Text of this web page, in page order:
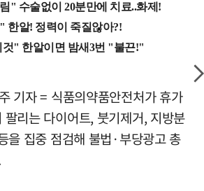
기자 = 식품의약품안전처가 휴가
팔리는 다이어트, 붓기제거, 지방분
을 집중 점검해 불법·부당광고 총